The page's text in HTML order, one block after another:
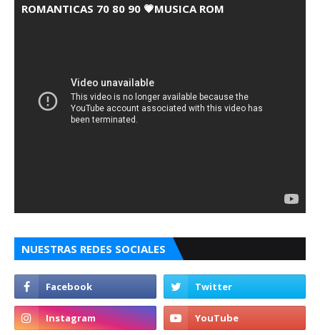
ROMANTICAS 70 80 90 💗MUSICA ROM
NUESTRAS REDES SOCIALES